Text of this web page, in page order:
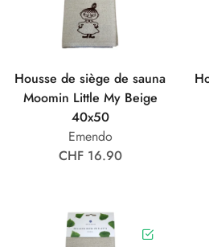
Housse de siège de sauna
Moomin Little My Beige
40x50
Emendo
CHF 16.90